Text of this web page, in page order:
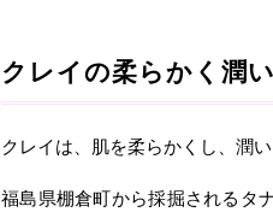
クレイの柔らかく潤
クレイは、肌を柔らかくし、潤い
福島県棚倉町から採掘されるタ